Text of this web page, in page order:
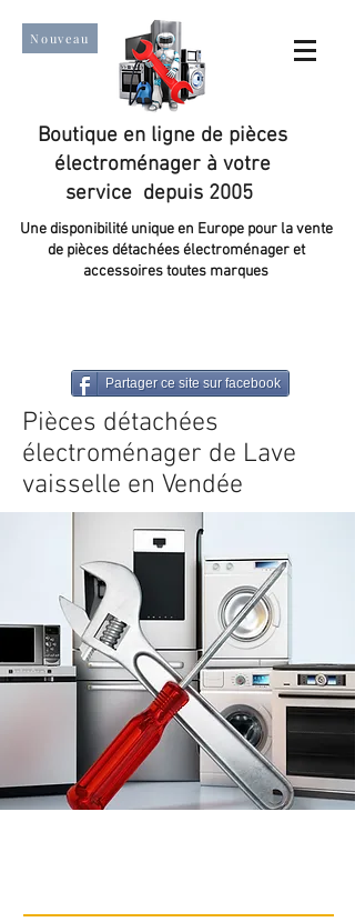
Nouveau
Boutique en ligne de pièces
électroménager à votre
service depuis 2005
Une disponibilité unique en Europe pour la vente
de pièces détachées électroménager et
accessoires toutes marques
Partager ce site sur facebook
Pièces détachées
électroménager de Lave
vaisselle en Vendée